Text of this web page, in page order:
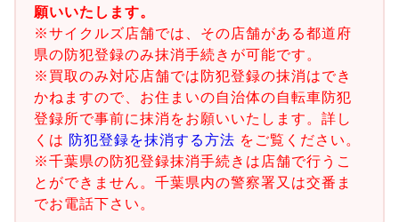
願いいたします。
※サイクルズ店舗では、その店舗がある都道府
県の防犯登録のみ抹消手続きが可能です。
※買取のみ対応店舗では防犯登録の抹消はでき
かねますので、お住まいの自治体の自転車防犯
登録所で事前に抹消をお願いいたします。詳し
くは 防犯登録を抹消する方法 をご覧ください。
※千葉県の防犯登録抹消手続きは店舗で行うこ
とができません。千葉県内の警察署又は交番ま
でお電話下さい。